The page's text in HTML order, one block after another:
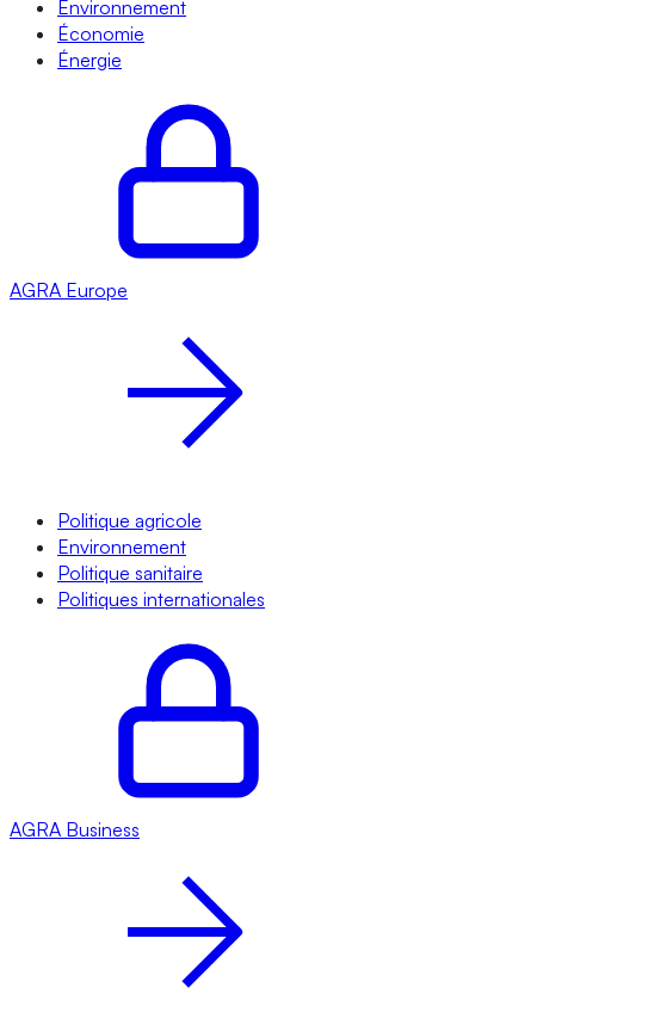
Environnement
Économie
Énergie
AGRA Europe
Politique agricole
Environnement
Politique sanitaire
Politiques internationales
AGRA Business